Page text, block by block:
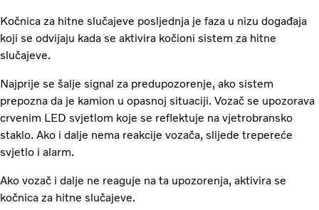
Kočnica za hitne slučajeve posljednja je faza u nizu događaja
koji se odvijaju kada se aktivira kočioni sistem za hitne
slučajeve.
Najprije se šalje signal za predupozorenje, ako sistem
prepozna da je kamion u opasnoj situaciji. Vozač se upozorava
crvenim LED svjetlom koje se reflektuje na vjetrobransko
staklo. Ako i dalje nema reakcije vozača, slijede trepereće
svjetlo i alarm.
Ako vozač i dalje ne reaguje na ta upozorenja, aktivira se
kočnica za hitne slučajeve.